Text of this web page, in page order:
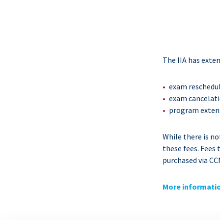
The IIA has
exam
exam
program
While there is
these fees.
purchased via
More